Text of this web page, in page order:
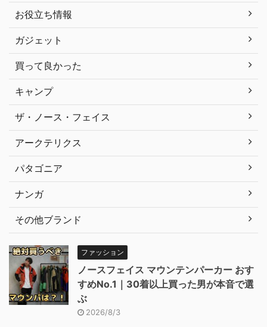
お役立ち情報
ガジェット
買って良かった
キャンプ
ザ・ノース・フェイス
アークテリクス
パタゴニア
ナンガ
その他ブランド
ファッション
ノースフェイス マウンテンパーカー おす
すめNo.1｜30着以上買った男が本音で選
ぶ
2026/8/3